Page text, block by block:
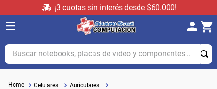
¡3 cuotas sin interés desde $60.000!
Buscar notebooks, placas de video y componentes...
Celulares
Auriculares